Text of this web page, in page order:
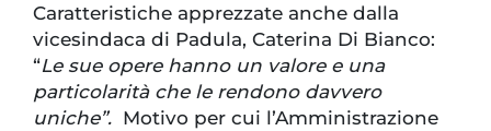
Caratteristiche apprezzate anche dalla
vicesindaca di Padula, Caterina Di Bianco:
“Le sue opere hanno un valore e una
particolarità che le rendono davvero
uniche”. Motivo per cui l’Amministrazione